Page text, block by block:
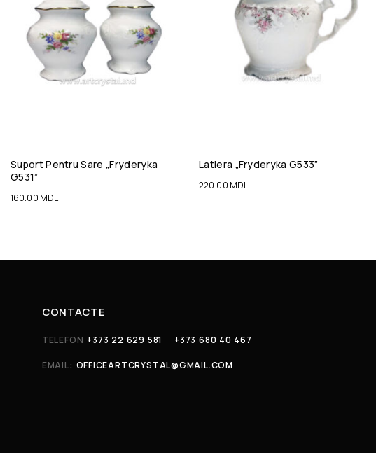
Suport Pentru Sare „Fryderyka
G531”
160.00 MDL
Latiera „Fryderyka G533”
220.00 MDL
CONTACTE
TELEFON +373 22 629 581 +373 680 40 467
EMAIL: OFFICEARTCRYSTAL@GMAIL.COM